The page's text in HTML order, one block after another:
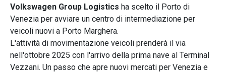
Volkswagen Group Logistics ha scelto il Porto di
Venezia per avviare un centro di intermediazione per
veicoli nuovi a Porto Marghera.
L'attività di movimentazione veicoli prenderà il via
nell'ottobre 2025 con l'arrivo della prima nave al Terminal
Vezzani. Un passo che apre nuovi mercati per Venezia e